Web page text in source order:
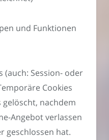
und Funktionen
(auch: Session- oder
Cookies
nachdem
Angebot verlassen
geschlossen hat.